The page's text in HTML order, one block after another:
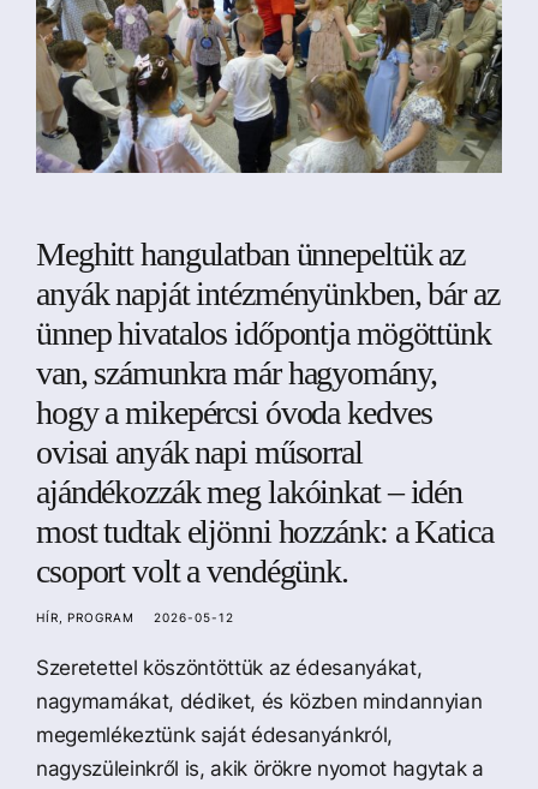
Meghitt hangulatban ünnepeltük az
anyák napját intézményünkben, bár az
ünnep hivatalos időpontja mögöttünk
van, számunkra már hagyomány,
hogy a mikepércsi óvoda kedves
ovisai anyák napi műsorral
ajándékozzák meg lakóinkat – idén
most tudtak eljönni hozzánk: a Katica
csoport volt a vendégünk.
HÍR PROGRAM 2026-05-12
Szeretettel köszöntöttük az édesanyákat,
nagymamákat, dédiket, és közben mindannyian
megemlékeztünk saját édesanyánkról,
nagyszüleinkről is, akik örökre nyomot hagytak a